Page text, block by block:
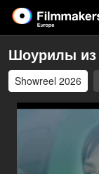
Шоурилы из
Showreel 2026